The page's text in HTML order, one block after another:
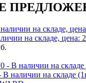
на складе, цена:
наличии на складе